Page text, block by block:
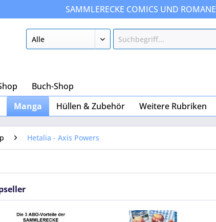
SAMMLERECKE COMICS UND ROMANE
Buch-Shop
Manga Hüllen & Zubehör Weitere Rubriken
Hetalia - Axis Powers